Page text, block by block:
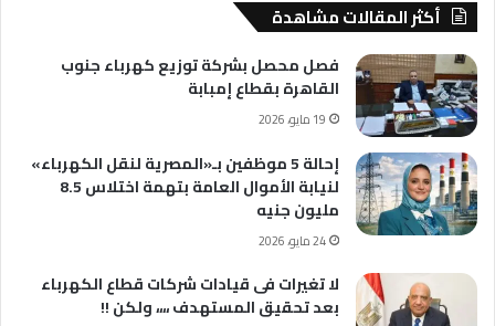
أكثر المقالات مشاهدة
فصل محصل بشركة توزيع كهرباء جنوب
القاهرة بقطاع إمبابة
19 مايو، 2026
إحالة 5 موظفين بـ«المصرية لنقل الكهرباء»
لنيابة الأموال العامة بتهمة اختلاس 8.5
مليون جنيه
24 مايو، 2026
لا تغيرات فى قيادات شركات قطاع الكهرباء
بعد تحقيق المستهدف ،،،، ولكن !!